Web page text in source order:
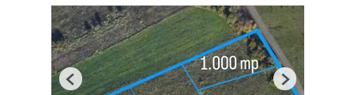
Previous Next